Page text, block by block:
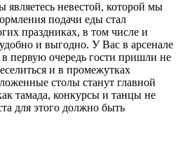
невестой, которой мы
подачи еды стал
праздниках, в том числе и
и выгодно. У Вас в арсенале
в первую очередь гости пришли не
и в промежутках
столы станут главной
тамада, конкурсы и танцы не
для этого должно быть